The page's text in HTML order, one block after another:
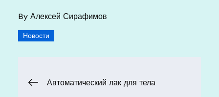
ByАлексей Сирафимов
Новости
Навигация
Автоматический лак для тела